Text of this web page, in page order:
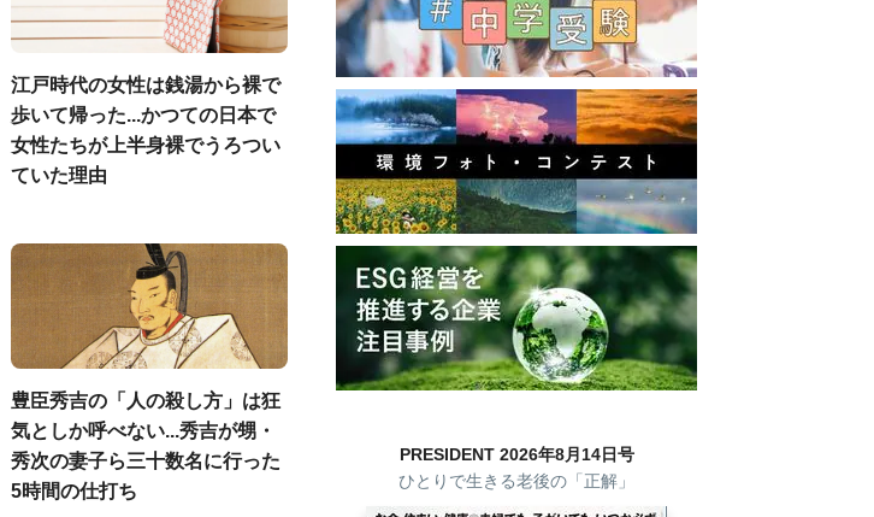
江戸時代の女性は銭湯から裸で
歩いて帰った...かつての日本で
女性たちが上半身裸でうろつい
ていた理由
豊臣秀吉の「人の殺し方」は狂
気としか呼べない...秀吉が甥・
秀次の妻子ら三十数名に行った
5時間の仕打ち
PRESIDENT 2026年8月14日号
ひとりで生きる老後の「正解」